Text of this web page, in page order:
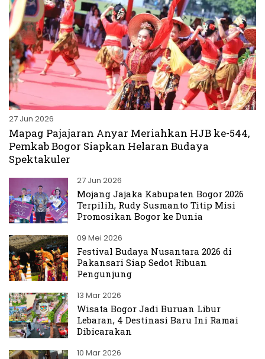
27 Jun 2026
Mapag Pajajaran Anyar Meriahkan HJB ke-544,
Pemkab Bogor Siapkan Helaran Budaya
Spektakuler
27 Jun 2026
Mojang Jajaka Kabupaten Bogor 2026
Terpilih, Rudy Susmanto Titip Misi
Promosikan Bogor ke Dunia
09 Mei 2026
Festival Budaya Nusantara 2026 di
Pakansari Siap Sedot Ribuan
Pengunjung
13 Mar 2026
Wisata Bogor Jadi Buruan Libur
Lebaran, 4 Destinasi Baru Ini Ramai
Dibicarakan
10 Mar 2026